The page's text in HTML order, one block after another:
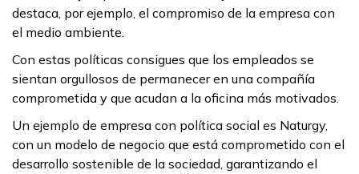
destaca, por ejemplo, el compromiso de la empresa con
el medio ambiente.
Con estas políticas consigues que los empleados se
sientan orgullosos de permanecer en una compañía
comprometida y que acudan a la oficina más motivados.
Un ejemplo de empresa con política social es Naturgy,
con un modelo de negocio que está comprometido con el
desarrollo sostenible de la sociedad, garantizando el